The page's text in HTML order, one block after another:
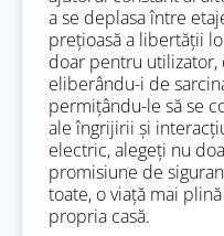
a se deplasa între
prețioasă a libertății
doar pentru
eliberându-i de
permițându-le să se
ale îngrijirii și
electric, alegeți nu
promisiune de
toate, o viață mai
propria casă.